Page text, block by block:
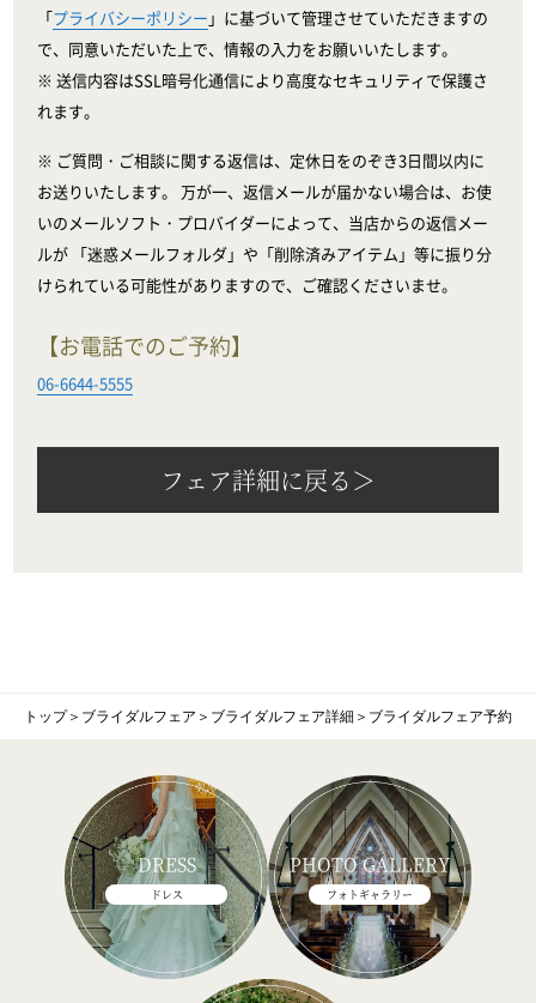
「プライバシーポリシー 」に基づいて管理させていただきますの
で、同意いただいた上で、情報の入力をお願いいたします。
※ 送信内容はSSL暗号化通信により高度なセキュリティで保護さ
れます。
※ ご質問・ご相談に関する返信は、定休日をのぞき3日間以内に
お送りいたします。 万が一、返信メールが届かない場合は、お使
いのメールソフト・プロバイダーによって、当店からの返信メー
ルが 「迷惑メールフォルダ」や「削除済みアイテム」等に振り分
けられている可能性がありますので、ご確認くださいませ。
【お電話でのご予約】
06-6644-5555
フェア詳細に戻る＞
トップ＞ ブライダルフェア ＞ ブライダルフェア詳細 ＞ ブライダルフェア予約
DRESS
ドレス
PHOTO GALLERY
フォトギャラリー